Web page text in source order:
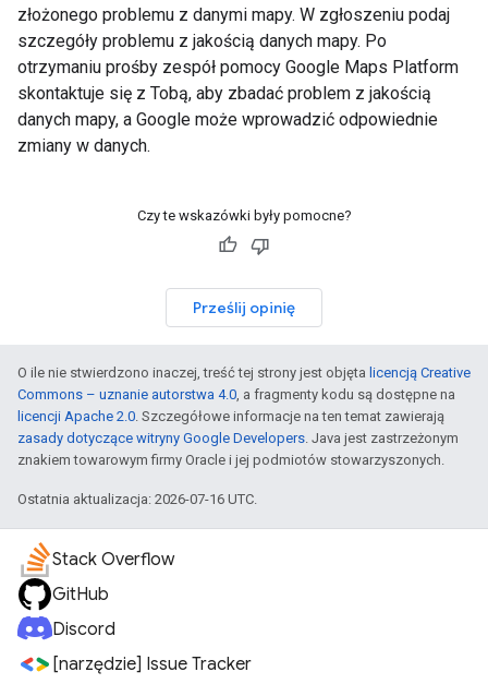
złożonego problemu z danymi mapy. W zgłoszeniu podaj
szczegóły problemu z jakością danych mapy. Po
otrzymaniu prośby zespół pomocy Google Maps Platform
skontaktuje się z Tobą, aby zbadać problem z jakością
danych mapy, a Google może wprowadzić odpowiednie
zmiany w danych.
Czy te wskazówki były pomocne?
Prześlij opinię
O ile nie stwierdzono inaczej, treść tej strony jest objęta licencją Creative
Commons – uznanie autorstwa 4.0 , a fragmenty kodu są dostępne na
licencji Apache 2.0 . Szczegółowe informacje na ten temat zawierają
zasady dotyczące witryny Google Developers . Java jest zastrzeżonym
znakiem towarowym firmy Oracle i jej podmiotów stowarzyszonych.
Ostatnia aktualizacja: 2026-07-16 UTC.
Stack Overflow
GitHub
Discord
[narzędzie] Issue Tracker